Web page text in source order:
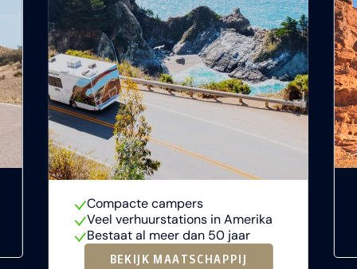
Compacte campers
Veel verhuurstations in Amerika
Bestaat al meer dan 50 jaar
BEKIJK MAATSCHAPPIJ